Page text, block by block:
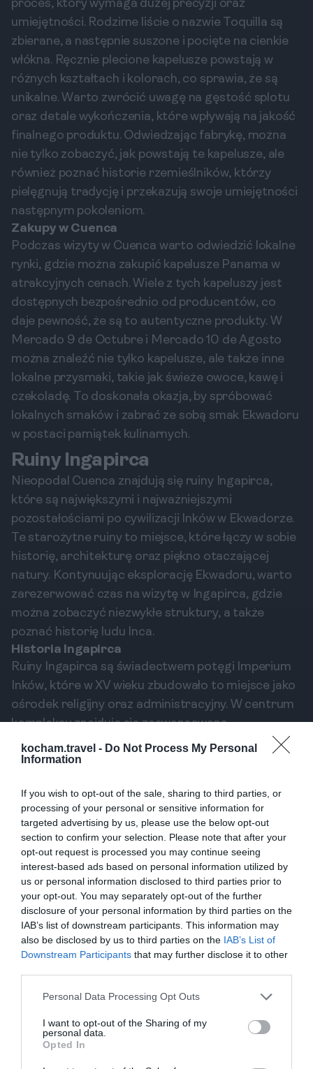
kocham.travel - Do Not Process My Personal
Information
If you wish to opt-out of the sale, sharing to third parties, or
processing of your personal or sensitive information for
targeted advertising by us, please use the below opt-out
section to confirm your selection. Please note that after your
opt-out request is processed you may continue seeing
interest-based ads based on personal information utilized by
us or personal information disclosed to third parties prior to
your opt-out. You may separately opt-out of the further
disclosure of your personal information by third parties on the
IAB’s list of downstream participants. This information may
also be disclosed by us to third parties on the IAB’s List of
Downstream Participants that may further disclose it to other
Personal Data Processing Opt Outs
I want to opt-out of the Sharing of my
personal data.
Opted In
proces, który wymaga dużej precyzji oraz
umiejętności. Rodzime liście o nazwie Toquilla są
zbierane, a następnie suszone i pocięte na cienkie
włókna. Ręcznie plecione kapelusze powstają w
różnych kształtach i kolorach, co sprawia, że są
unikalne. Warto zwrócić uwagę na gęstość splotu
oraz detale wykończenia, które wpływają na jakość
finalnego produktu. Odwiedzając fabrykę, można
nie tylko zobaczyć, jak powstają te kapelusze, ale
również poznać historie rzemieślników, którzy
pielęgnują tradycję i przekazują swoje umiejętności
następnym pokoleniom.
Zakupy w Cuenca
Podczas wizyty w Cuenca warto odwiedzić lokalne
rynki, gdzie można zakupić kapelusze Panama w
atrakcyjnych cenach. Wiele z tych kapeluszy jest
dostępnych bezpośrednio od producentów, co
daje pewność, że są to autentyczne produkty. W
Mercado 9 de Octubre i Mercado 10 de Agosto
można znaleźć nie tylko kapelusze, ale także inne
lokalne przysmaki, takie jak świeże owoce, kawę i
czekoladę. To doskonała okazja, by spróbować
lokalnych smaków i zabrać ze sobą smak Ekwadoru
w postaci pamiątek kulinarnych.
Ruiny Ingapirca
Nieopodal Cuenca znajdują się ruiny Ingapirca,
które są największymi i najważniejszymi
pozostałościami po cywilizacji Inków w Ekwadorze.
Te starożytne ruiny to miejsce, które łączy w sobie
historię, architekturę oraz piękno otaczającej
natury. Kontynuując eksplorację Ekwadoru, warto
zarezerwować czas na wizytę w Ingapirca, gdzie
można zobaczyć niezwykłe struktury, a także
poznać historię ludu Inca.
Historia Ingapirca
Ruiny Ingapirca są świadectwem potęgi Imperium
Inków, które w XV wieku zbudowało to miejsce jako
ośrodek religijny oraz administracyjny. W centrum
kompleksu znajduje się zaawansowana
architektonicznie budowla znana jako Templo del
Sol, która stanowiła świątynię słońca. Otaczające ją
umiejętności Inków. Zwiedzający mogą dowiedzieć
się więcej na temat kultury i zwyczajów ludów
zamieszkujących te tereny zarówno dzięki
przewodnikom, jak i dostępnym materiałom
edukacyjnym.
Co zobaczyć w Ingapirca?
Podczas wizyty w Ingapirca warto zobaczyć nie
tylko Templo del Sol, ale także różnorodne inne
struktury i ruiny, które są rozsiane po całym
Inków, a także systemy irygacyjne, które były
stosowane w tamtych czasach. Na terenie ruiny
znajduje się również muzeum, które oferuje szereg